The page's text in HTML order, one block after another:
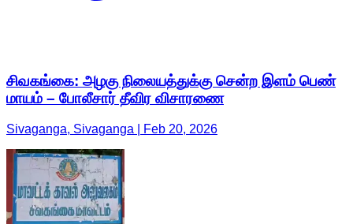
சிவகங்கை: அழகு நிலையத்துக்கு சென்ற இளம் பெண்
மாயம் – போலீசார் தீவிர விசாரணை
Sivaganga, Sivaganga | Feb 20, 2026